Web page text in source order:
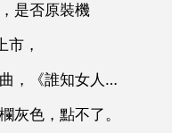
是否原裝機
市，
《誰知女人心》片頭曲，《誰知女人心》主題曲叫什麼
色，點不了。